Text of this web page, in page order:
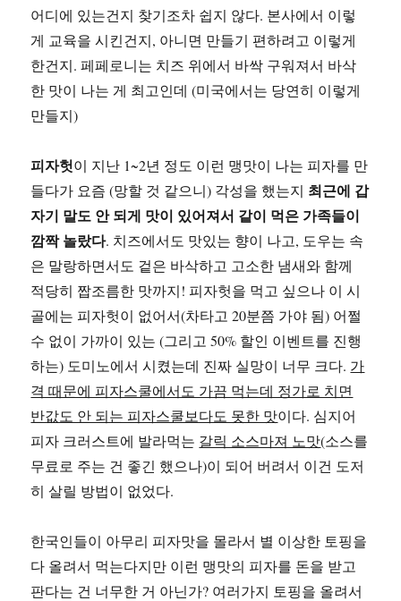
어디에 있는건지 찾기조차 쉽지 않다. 본사에서 이렇
게 교육을 시킨건지, 아니면 만들기 편하려고 이렇게
한건지. 페페로니는 치즈 위에서 바싹 구워져서 바삭
한 맛이 나는 게 최고인데 (미국에서는 당연히 이렇게
만들지)
피자헛이 지난 1~2년 정도 이런 맹맛이 나는 피자를 만
들다가 요즘 (망할 것 같으니) 각성을 했는지 최근에 갑
자기 말도 안 되게 맛이 있어져서 같이 먹은 가족들이
깜짝 놀랐다. 치즈에서도 맛있는 향이 나고, 도우는 속
은 말랑하면서도 겉은 바삭하고 고소한 냄새와 함께
적당히 짭조름한 맛까지! 피자헛을 먹고 싶으나 이 시
골에는 피자헛이 없어서(차타고 20분쯤 가야 됨) 어쩔
수 없이 가까이 있는 (그리고 50% 할인 이벤트를 진행
하는) 도미노에서 시켰는데 진짜 실망이 너무 크다. 가
격 때문에 피자스쿨에서도 가끔 먹는데 정가로 치면
반값도 안 되는 피자스쿨보다도 못한 맛이다. 심지어
피자 크러스트에 발라먹는 갈릭 소스마져 노맛(소스를
무료로 주는 건 좋긴 했으나)이 되어 버려서 이건 도저
히 살릴 방법이 없었다.
한국인들이 아무리 피자맛을 몰라서 별 이상한 토핑을
다 올려서 먹는다지만 이런 맹맛의 피자를 돈을 받고
판다는 건 너무한 거 아닌가? 여러가지 토핑을 올려서